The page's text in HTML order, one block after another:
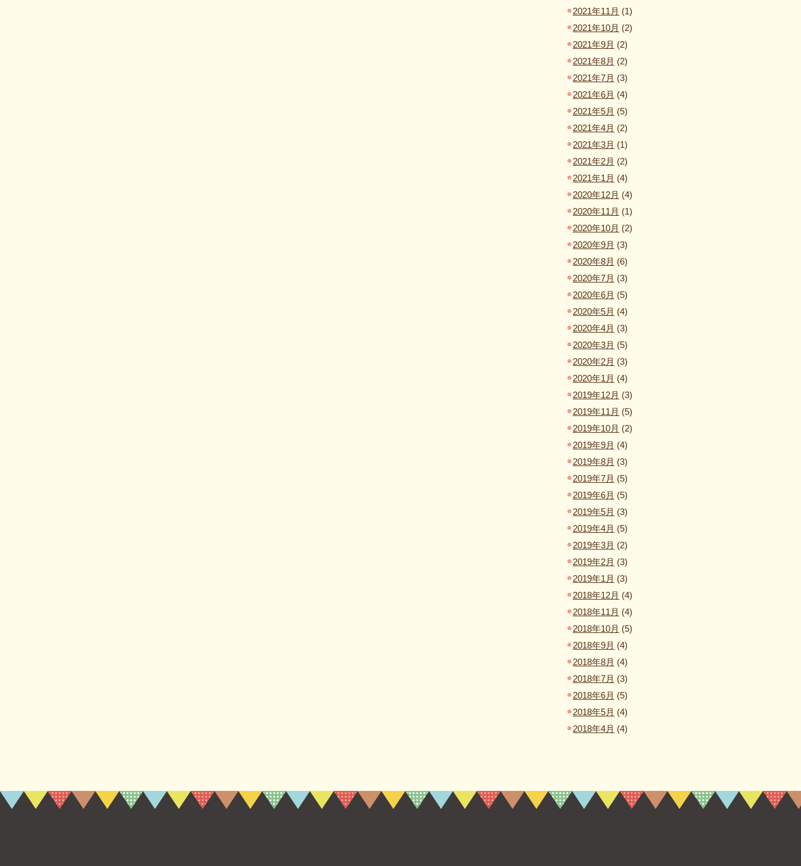
2021年11月 (1)
2021年10月 (2)
2021年9月 (2)
2021年8月 (2)
2021年7月 (3)
2021年6月 (4)
2021年5月 (5)
2021年4月 (2)
2021年3月 (1)
2021年2月 (2)
2021年1月 (4)
2020年12月 (4)
2020年11月 (1)
2020年10月 (2)
2020年9月 (3)
2020年8月 (6)
2020年7月 (3)
2020年6月 (5)
2020年5月 (4)
2020年4月 (3)
2020年3月 (5)
2020年2月 (3)
2020年1月 (4)
2019年12月 (3)
2019年11月 (5)
2019年10月 (2)
2019年9月 (4)
2019年8月 (3)
2019年7月 (5)
2019年6月 (5)
2019年5月 (3)
2019年4月 (5)
2019年3月 (2)
2019年2月 (3)
2019年1月 (3)
2018年12月 (4)
2018年11月 (4)
2018年10月 (5)
2018年9月 (4)
2018年8月 (4)
2018年7月 (3)
2018年6月 (5)
2018年5月 (4)
2018年4月 (4)